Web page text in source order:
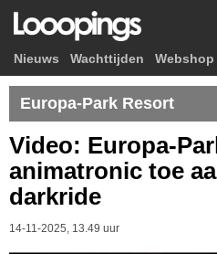
Nieuws Wachttijden Webshop
Europa-Park Resort
Video: Europa-
animatronic toe
darkride
14-11-2025, 13.49 uur